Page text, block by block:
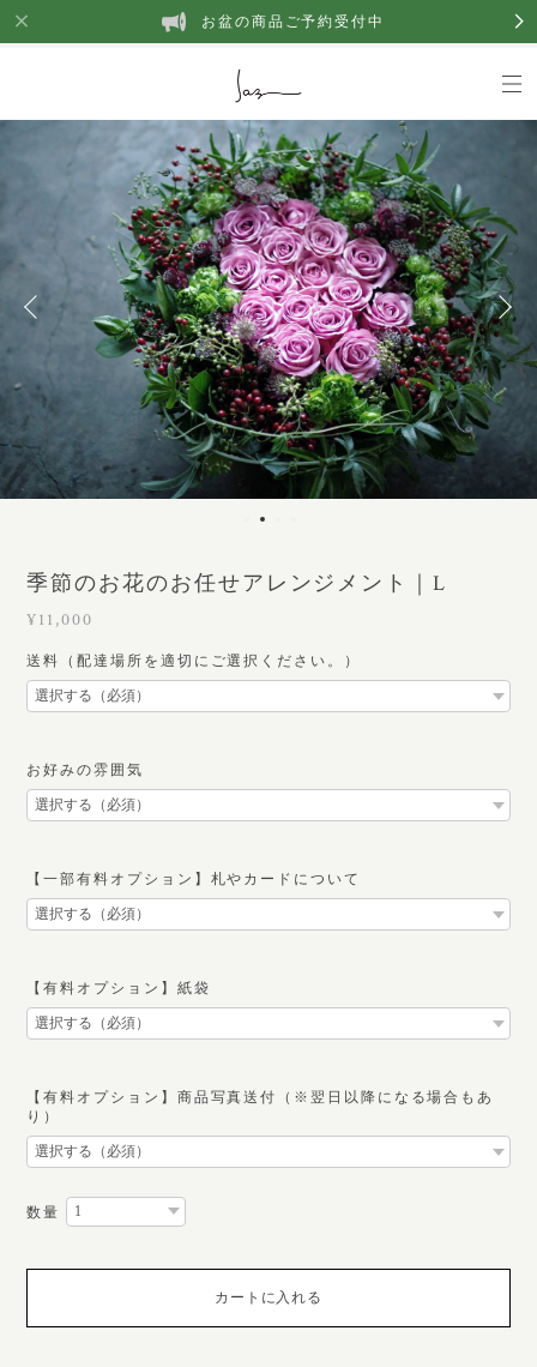
お盆の商品ご予約受付中
季節のお花のお任せアレンジメント｜L
¥11,000
送料（配達場所を適切にご選択ください。）
お好みの雰囲気
【一部有料オプション】札やカードについて
【有料オプション】紙袋
【有料オプション】商品写真送付（※翌日以降になる場合もあ
り）
数量
カートに入れる